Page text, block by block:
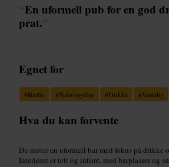
“En uformell pub for en god
prat.”
Egnet for
#Barliv #Nabolagsbar #Drikke #Vennlig
Hva du kan forvente
Du møter en uformell bar med fokus på drikke
Interiøret er tett og intimt, med barplasser og